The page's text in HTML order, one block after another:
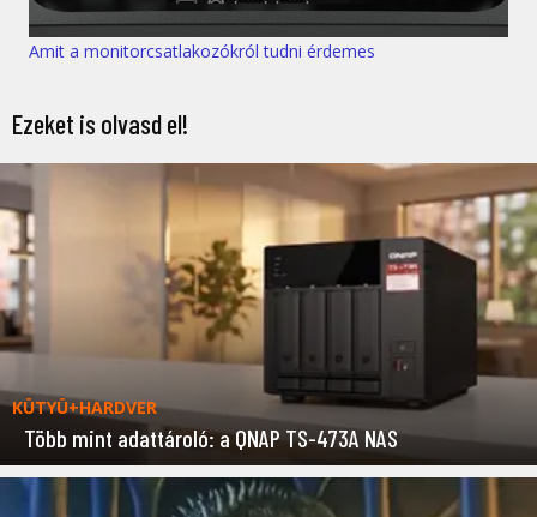
Amit a monitorcsatlakozókról tudni érdemes
Ezeket is olvasd el!
KÜTYÜ+HARDVER
Több mint adattároló: a QNAP TS-473A NAS